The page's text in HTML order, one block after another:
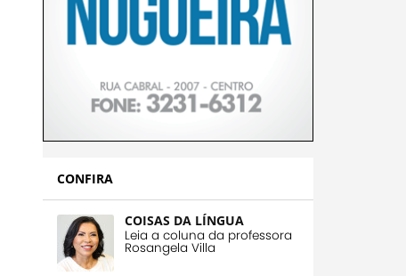
CONFIRA
COISAS DA LÍNGUA
Leia a coluna da professora
Rosangela Villa